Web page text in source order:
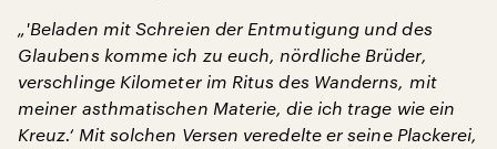
„'Beladen mit Schreien der Entmutigung und des
Glaubens komme ich zu euch, nördliche Brüder,
verschlinge Kilometer im Ritus des Wanderns, mit
meiner asthmatischen Materie, die ich trage wie ein
Kreuz.‘ Mit solchen Versen veredelte er seine Plackerei,